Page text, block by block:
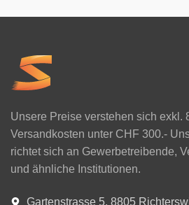
Unsere Preise verstehen sich exkl.
Versandkosten unter CHF 300.-
richtet sich an Gewerbetreibende,
und ähnliche Institutionen.
Gartenstrasse 5, 8805